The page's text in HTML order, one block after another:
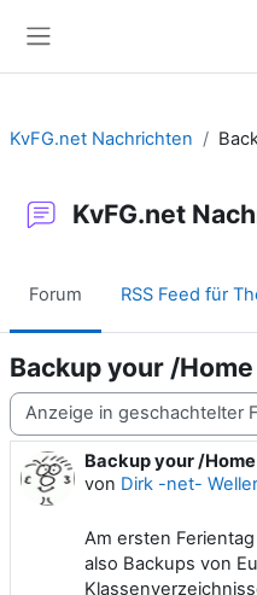
KvFG.net Nachrichten
KvFG.net
Forum RSS Feed für
Backup your /Home
Anzeigemodus
Backup your /Home
von Dirk -net- Weller
Anzahl Antworten: 0
Am ersten
also Backups von